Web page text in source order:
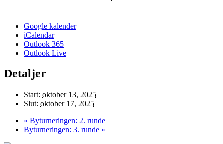
Google kalender
iCalendar
Outlook 365
Outlook Live
Detaljer
Start: oktober 13, 2025
Slut: oktober 17, 2025
« Byturneringen: 2. runde
Byturneringen: 3. runde »